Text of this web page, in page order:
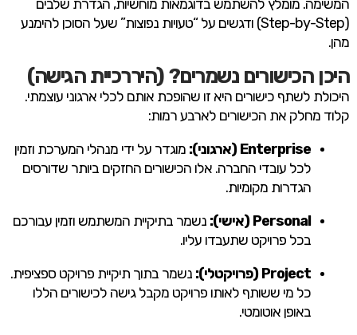
המשימה. מומלץ להשתמש בדוגמאות מוחשיות, הגדרת שלבים
(Step-by-Step) ודגשים על “טעויות נפוצות” שעל הסוכן להימנע
מהן.
היכן הכישורים נשמרים? (היררכיית הגישה)
היכולת לשתף כישורים היא זו שהופכת אותם לכלי ארגוני עוצמתי.
קלוד מחלק את הכישורים לארבע רמות:
Enterprise (ארגוני):
מוגדר על ידי מנהלי המערכת וזמין
לכל עובדי החברה. אלו הכישורים החזקים ביותר שדורסים
הגדרות מקומיות.
Personal (אישי):
נשמר בתיקיית המשתמש וזמין עבורכם
בכל פרויקט שתעבדו עליו.
Project (פרויקטלי):
נשמר בתוך תיקיית פרויקט ספציפית.
כל מי ששותף לאותו פרויקט מקבל גישה לכישורים הללו
באופן אוטומטי.